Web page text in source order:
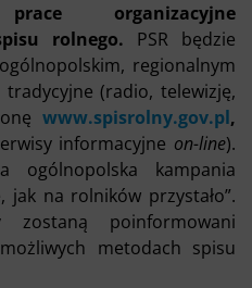
organizacyjne
rolnego. PSR będzie
regionalnym
(radio, telewizję,
www.spisrolny.gov.pl,
informacyjne on-line).
ogólnopolska kampania
jak na rolników przystało”.
poinformowani
metodach spisu